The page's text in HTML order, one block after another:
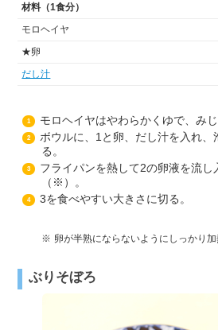
材料（1食分）
モロヘイヤ
★卵
だし汁
1 モロヘイヤはやわらかくゆで、みじ
2
ボウルに、1と卵、だし汁を入れ
る。
3
フライパンを熱して2の卵液を流し
（※）。
4 3を食べやすい大きさに切る。
卵が半熟にならないようにしっかり加
ぶりそぼろ